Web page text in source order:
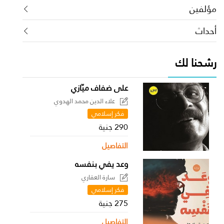
مؤلفين
أحداث
رشحنا لك
على ضفاف ميّازي
علاء الدين محمد الهدوي
فكر إسلامي
290 جنية
التفاصيل
وعد يفي بنفسه
سارة العقاري
فكر إسلامي
275 جنية